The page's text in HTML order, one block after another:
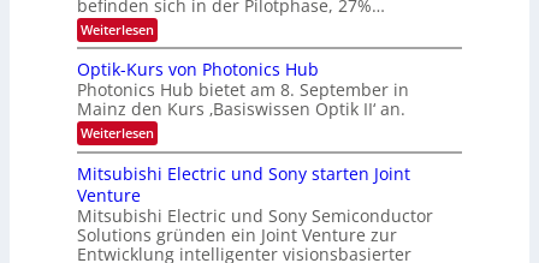
r
k
e
W
a
c
h
s
u
i
m
e
H
e
r
a
e
u
s
-
S
e
n
a
r
befinden sich in der Pilotphase, 27%…
Weiterlesen:
K
-
E
i
n
s
t
n
m
Optik-Kurs von Photonics Hub
Photonics Hub bietet am 8. September in
Mainz den Kurs ‚Basiswissen Optik II‘ an.
Weiterlesen:
O
p
t
k
-
K
Mitsubishi Electric und Sony starten Joint
Venture
Mitsubishi Electric und Sony Semiconductor
Solutions gründen ein Joint Venture zur
Entwicklung intelligenter visionsbasierter